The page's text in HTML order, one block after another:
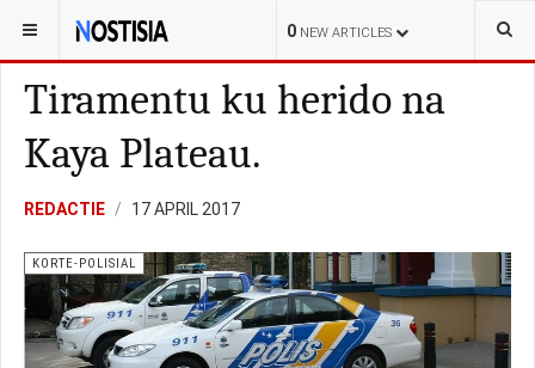
0 NEW ARTICLES
YOU ARE HERE: CURAÇAO KORTE-POLISIAL
Tiramentu ku herido na
Kaya Plateau.
REDACTIE 17 APRIL 2017
KORTE-POLISIAL